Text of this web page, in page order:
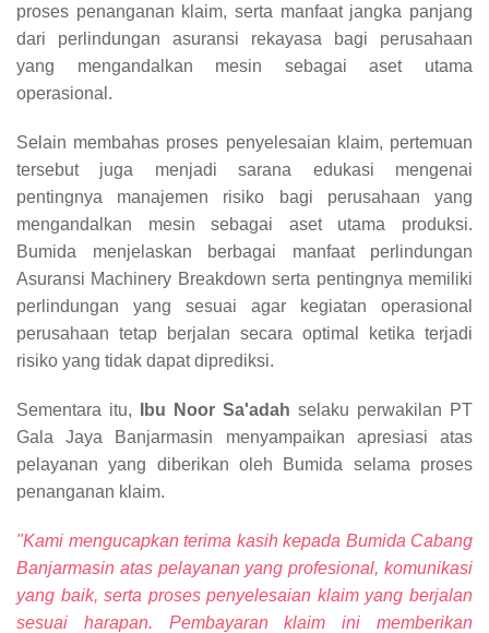
proses penanganan klaim, serta manfaat jangka panjang
dari perlindungan asuransi rekayasa bagi perusahaan
yang mengandalkan mesin sebagai aset utama
operasional.
Selain membahas proses penyelesaian klaim, pertemuan
tersebut juga menjadi sarana edukasi mengenai
pentingnya manajemen risiko bagi perusahaan yang
mengandalkan mesin sebagai aset utama produksi.
Bumida menjelaskan berbagai manfaat perlindungan
Asuransi Machinery Breakdown serta pentingnya memiliki
perlindungan yang sesuai agar kegiatan operasional
perusahaan tetap berjalan secara optimal ketika terjadi
risiko yang tidak dapat diprediksi.
Sementara itu, Ibu Noor Sa'adah selaku perwakilan PT
Gala Jaya Banjarmasin menyampaikan apresiasi atas
pelayanan yang diberikan oleh Bumida selama proses
penanganan klaim.
"Kami mengucapkan terima kasih kepada Bumida Cabang
Banjarmasin atas pelayanan yang profesional, komunikasi
yang baik, serta proses penyelesaian klaim yang berjalan
sesuai harapan. Pembayaran klaim ini memberikan